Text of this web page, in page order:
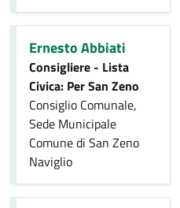
Ernesto Abbiati
Consigliere - Lista
Civica: Per San Zeno
Consiglio Comunale,
Sede Municipale
Comune di San Zeno
Naviglio